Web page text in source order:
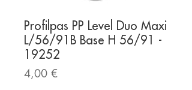
Profilpas PP Level Duo Maxi
L/56/91B Base H 56/91 -
19252
4,00 €Prezzo